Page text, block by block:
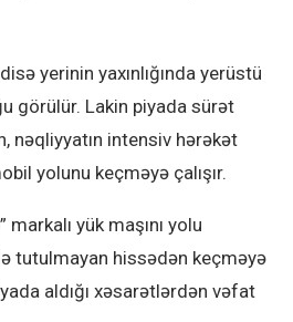
yerinin yaxınlığında yerüstü
görülür. Lakin piyada sürət
nəqliyyatın intensiv hərəkət
yolunu keçməyə çalışır.
yük maşını yolu
tutulmayan hissədən keçməyə
aldığı xəsarətlərdən vəfat